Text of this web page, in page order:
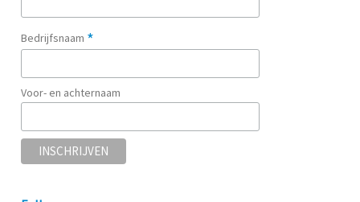
Bedrijfsnaam *
Voor- en achternaam